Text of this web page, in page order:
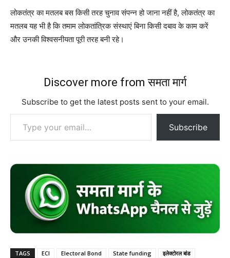
लोकतंत्र का मतलब बस किसी तरह चुनाव संपन्न हो जाना नहीं है, लोकतंत्र का
मतलब यह भी है कि तमाम लोकतांत्रिक संस्थाएं बिना किसी दबाव के काम करें
और उनकी विश्वसनीयता पूरी तरह बनी रहे।
Discover more from समता मार्ग
Subscribe to get the latest posts sent to your email.
Type your email…
Subscribe
TAGS ECI Electoral Bond State funding
इलेक्टोरल बांड